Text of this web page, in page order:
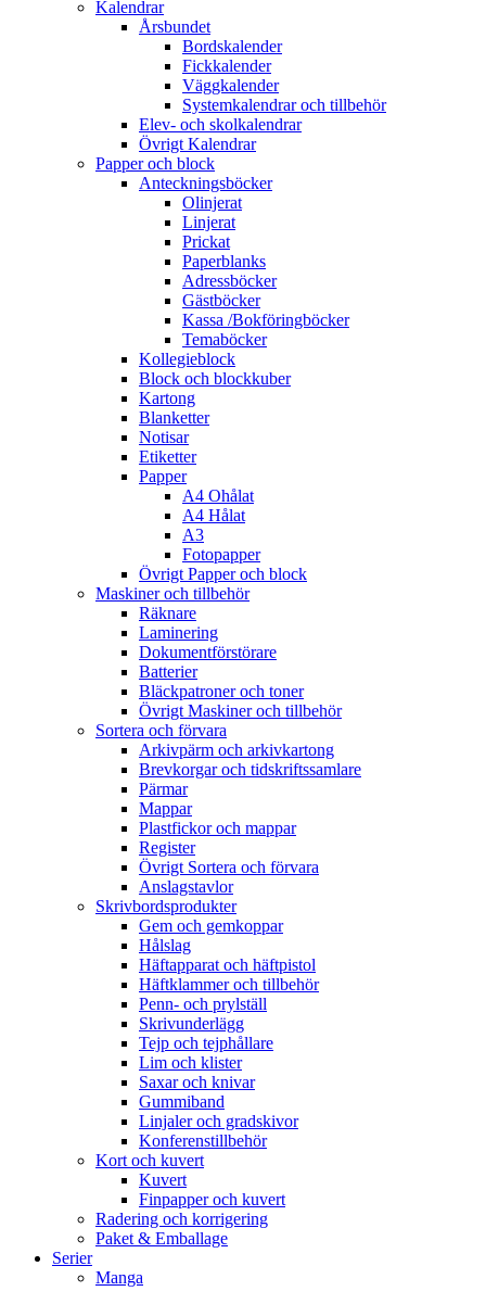
Kalendrar
Årsbundet
Bordskalender
Fickkalender
Väggkalender
Systemkalendrar och tillbehör
Elev- och skolkalendrar
Övrigt Kalendrar
Papper och block
Anteckningsböcker
Olinjerat
Linjerat
Prickat
Paperblanks
Adressböcker
Gästböcker
Kassa /Bokföringböcker
Temaböcker
Kollegieblock
Block och blockkuber
Kartong
Blanketter
Notisar
Etiketter
Papper
A4 Ohålat
A4 Hålat
A3
Fotopapper
Övrigt Papper och block
Maskiner och tillbehör
Räknare
Laminering
Dokumentförstörare
Batterier
Bläckpatroner och toner
Övrigt Maskiner och tillbehör
Sortera och förvara
Arkivpärm och arkivkartong
Brevkorgar och tidskriftssamlare
Pärmar
Mappar
Plastfickor och mappar
Register
Övrigt Sortera och förvara
Anslagstavlor
Skrivbordsprodukter
Gem och gemkoppar
Hålslag
Häftapparat och häftpistol
Häftklammer och tillbehör
Penn- och prylställ
Skrivunderlägg
Tejp och tejphållare
Lim och klister
Saxar och knivar
Gummiband
Linjaler och gradskivor
Konferenstillbehör
Kort och kuvert
Kuvert
Finpapper och kuvert
Radering och korrigering
Paket & Emballage
Serier
Manga